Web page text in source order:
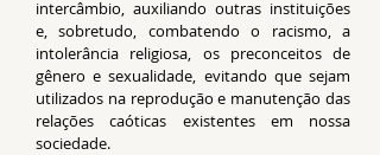
intercâmbio, auxiliando outras instituições
e, sobretudo, combatendo o racismo, a
intolerância religiosa, os preconceitos de
gênero e sexualidade, evitando que sejam
utilizados na reprodução e manutenção das
relações caóticas existentes em nossa
sociedade.